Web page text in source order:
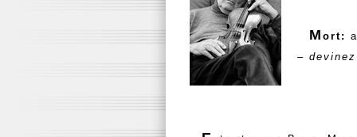
M ort:
–